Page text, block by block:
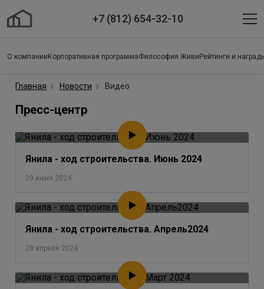
+7 (812) 654-32-10
О компании Корпоративная программаФилософия Живи Рейтинги и
Главная Новости Видео
Пресс-центр
Янила - ход строительства. Июнь 2024
29 июня 2024
Янила - ход строительства. Апрель2024
28 апреля 2024